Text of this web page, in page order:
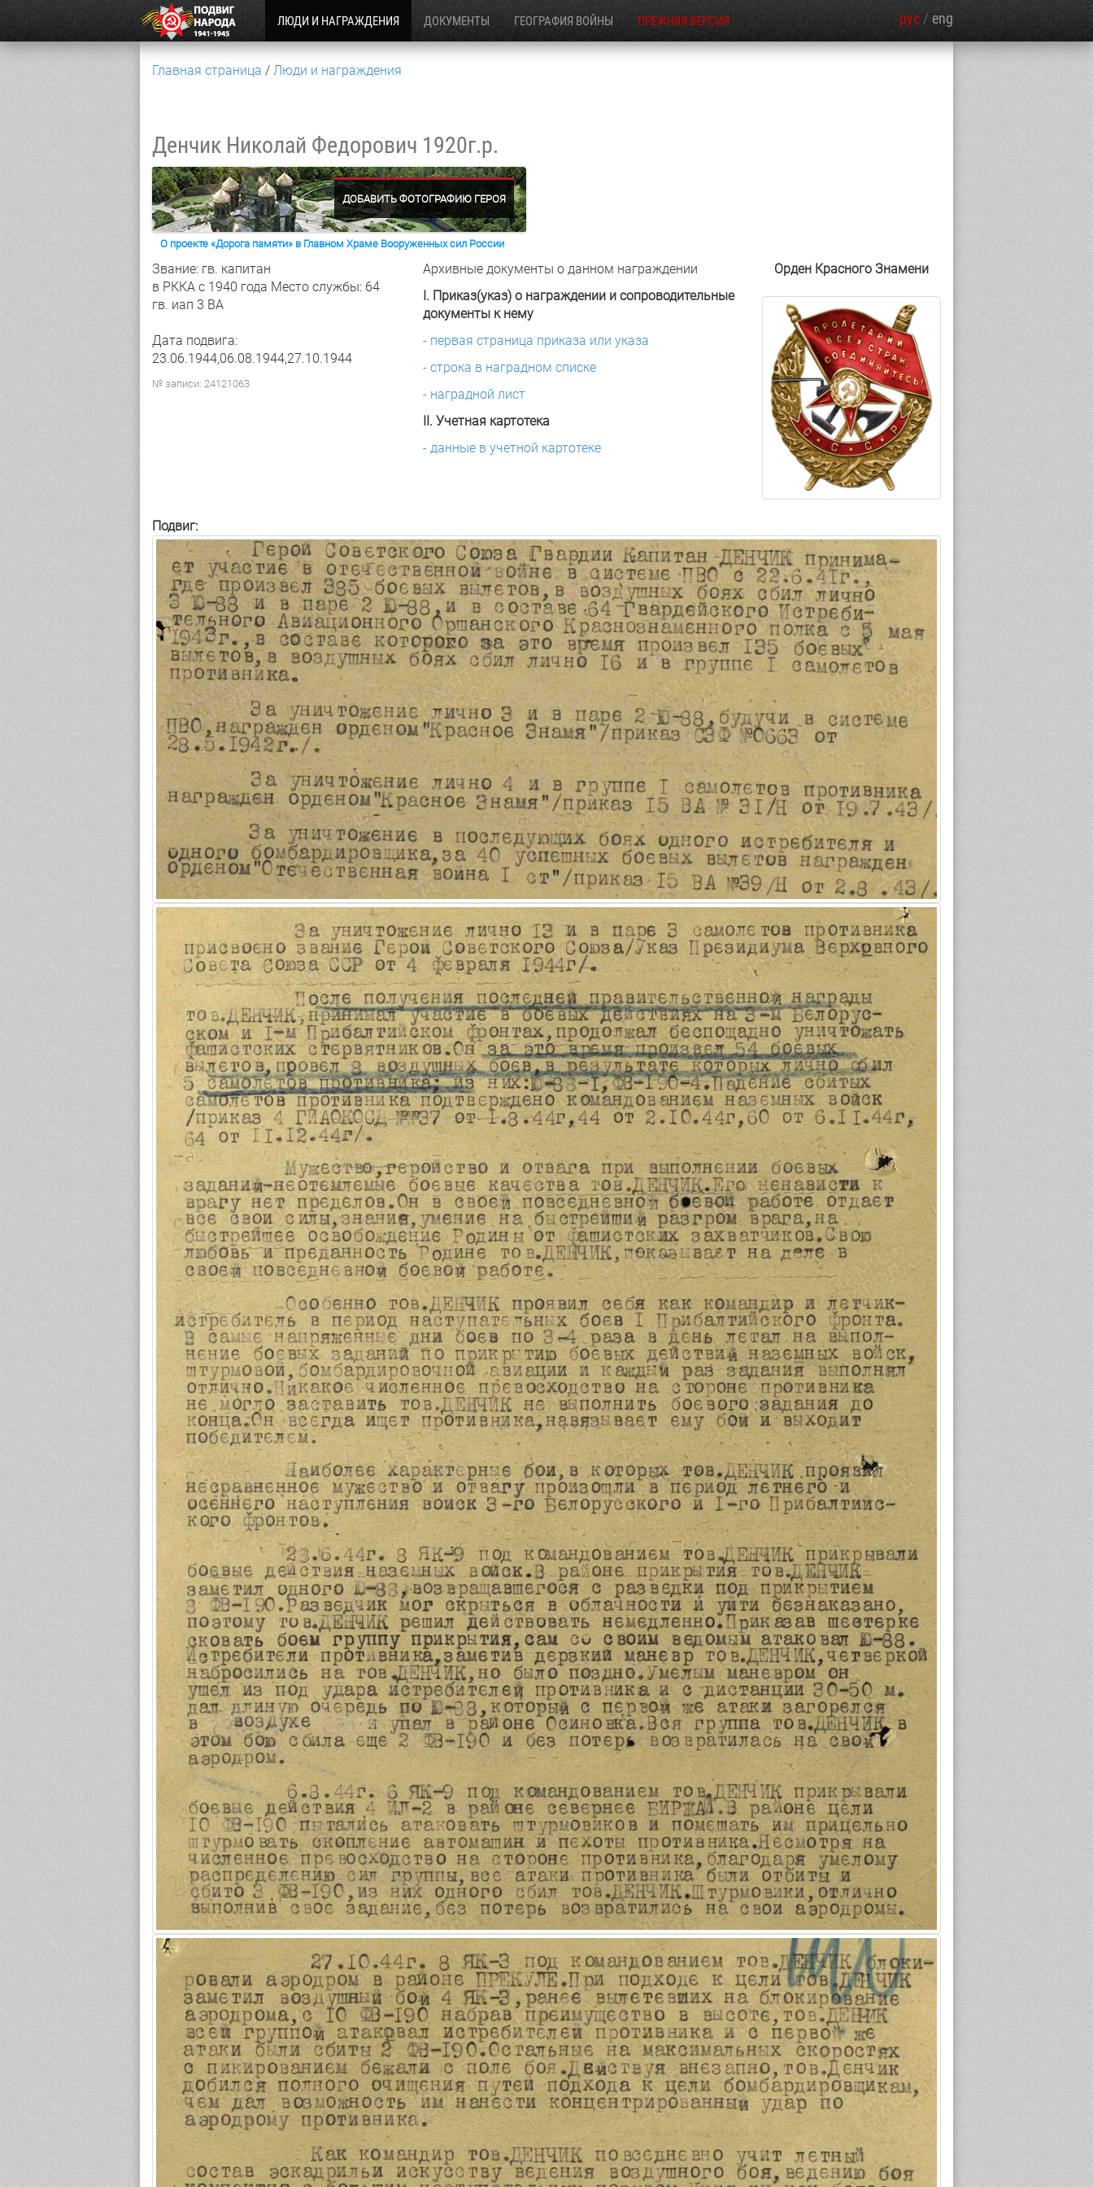
ЛЮДИ И НАГРАЖДЕНИЯ ДОКУМЕНТЫ ГЕОГРАФИЯ ВОЙНЫ ПРЕЖНЯЯ ВЕРСИЯ рус / eng
Главная страница Люди и награждения
Денчик Николай Федорович 1920г.р.
ДОБАВИТЬ ФОТОГРАФИЮ ГЕРОЯ
О проекте «Дорога памяти» в Главном Храме Вооруженных сил России
Звание: гв. капитан
в РККА с 1940 года Место службы: 64
гв. иап 3 ВА
Дата подвига:
23.06.1944,06.08.1944,27.10.1944
№ записи: 24121063
Архивные документы о данном награждении
I. Приказ(указ) о награждении и сопроводительные
документы к нему
- первая страница приказа или указа
- строка в наградном списке
- наградной лист
II. Учетная картотека
- данные в учетной картотеке
Орден Красного Знамени
Подвиг: